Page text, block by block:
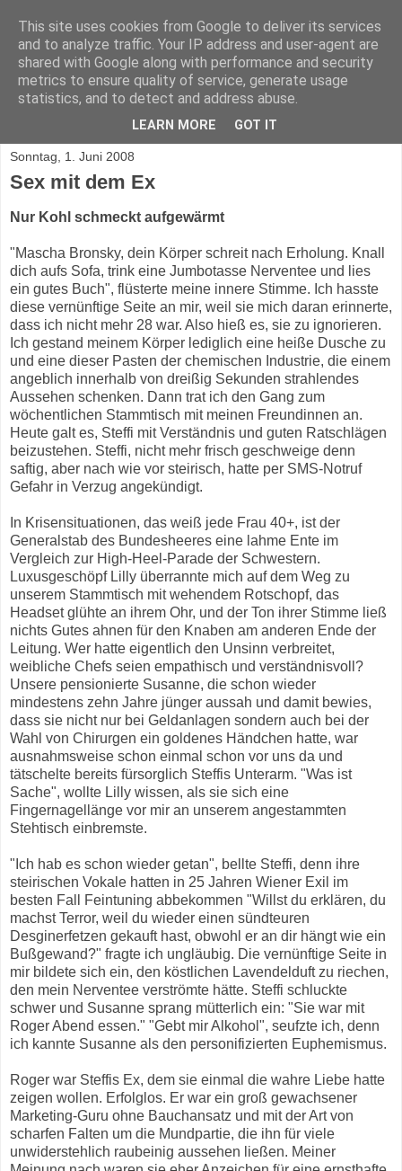
Mascha Bronsky
Unglaubliches aus dem Leben von Mascha Bronsky, einer
Frau 40+
Sonntag, 1. Juni 2008
Sex mit dem Ex
Nur Kohl schmeckt aufgewärmt
"Mascha Bronsky, dein Körper schreit nach Erholung. Knall
dich aufs Sofa, trink eine Jumbotasse Nerventee und lies
ein gutes Buch", flüsterte meine innere Stimme. Ich hasste
diese vernünftige Seite an mir, weil sie mich daran erinnerte,
dass ich nicht mehr 28 war. Also hieß es, sie zu ignorieren.
Ich gestand meinem Körper lediglich eine heiße Dusche zu
und eine dieser Pasten der chemischen Industrie, die einem
angeblich innerhalb von dreißig Sekunden strahlendes
Aussehen schenken. Dann trat ich den Gang zum
wöchentlichen Stammtisch mit meinen Freundinnen an.
Heute galt es, Steffi mit Verständnis und guten Ratschlägen
beizustehen. Steffi, nicht mehr frisch geschweige denn
saftig, aber nach wie vor steirisch, hatte per SMS-Notruf
Gefahr in Verzug angekündigt.
In Krisensituationen, das weiß jede Frau 40+, ist der
Generalstab des Bundesheeres eine lahme Ente im
Vergleich zur High-Heel-Parade der Schwestern.
Luxusgeschöpf Lilly überrannte mich auf dem Weg zu
unserem Stammtisch mit wehendem Rotschopf, das
Headset glühte an ihrem Ohr, und der Ton ihrer Stimme ließ
nichts Gutes ahnen für den Knaben am anderen Ende der
Leitung. Wer hatte eigentlich den Unsinn verbreitet,
weibliche Chefs seien empathisch und verständnisvoll?
Unsere pensionierte Susanne, die schon wieder
mindestens zehn Jahre jünger aussah und damit bewies,
dass sie nicht nur bei Geldanlagen sondern auch bei der
Wahl von Chirurgen ein goldenes Händchen hatte, war
ausnahmsweise schon einmal schon vor uns da und
tätschelte bereits fürsorglich Steffis Unterarm. "Was ist
Sache", wollte Lilly wissen, als sie sich eine
Fingernagellänge vor mir an unserem angestammten
Stehtisch einbremste.
"Ich hab es schon wieder getan", bellte Steffi, denn ihre
steirischen Vokale hatten in 25 Jahren Wiener Exil im
besten Fall Feintuning abbekommen "Willst du erklären, du
machst Terror, weil du wieder einen sündteuren
Desginerfetzen gekauft hast, obwohl er an dir hängt wie ein
Bußgewand?" fragte ich ungläubig. Die vernünftige Seite in
mir bildete sich ein, den köstlichen Lavendelduft zu riechen,
den mein Nerventee verströmte hätte. Steffi schluckte
schwer und Susanne sprang mütterlich ein: "Sie war mit
Roger Abend essen." "Gebt mir Alkohol", seufzte ich, denn
ich kannte Susanne als den personifizierten Euphemismus.
Roger war Steffis Ex, dem sie einmal die wahre Liebe hatte
zeigen wollen. Erfolglos. Er war ein groß gewachsener
Marketing-Guru ohne Bauchansatz und mit der Art von
scharfen Falten um die Mundpartie, die ihn für viele
unwiderstehlich raubeinig aussehen ließen. Meiner
This site uses cookies from Google to deliver its services
and to analyze traffic. Your IP address and user-agent are
shared with Google along with performance and security
metrics to ensure quality of service, generate usage
statistics, and to detect and address abuse.
LEARN MORE GOT IT